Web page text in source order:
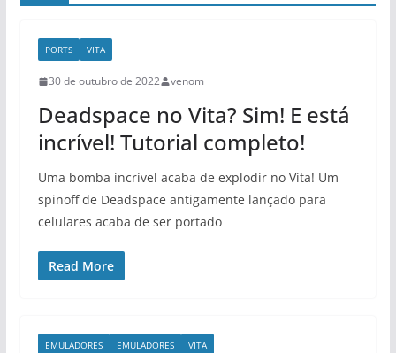
PORTS VITA
30 de outubro de 2022 venom
Deadspace no Vita? Sim! E está
incrível! Tutorial completo!
Uma bomba incrível acaba de explodir no Vita! Um
spinoff de Deadspace antigamente lançado para
celulares acaba de ser portado
Read More
EMULADORES EMULADORES VITA